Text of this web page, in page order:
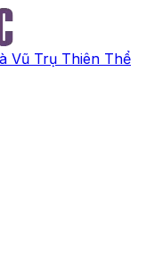
Vũ Trụ Thiên Thể